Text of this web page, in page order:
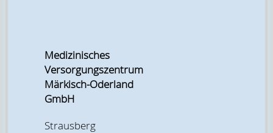
Medizinisches
Versorgungszentrum
Märkisch-Oderland
GmbH
Strausberg